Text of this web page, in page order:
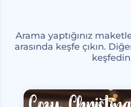
Arama yaptığınız
arasında keşfe çıkın.